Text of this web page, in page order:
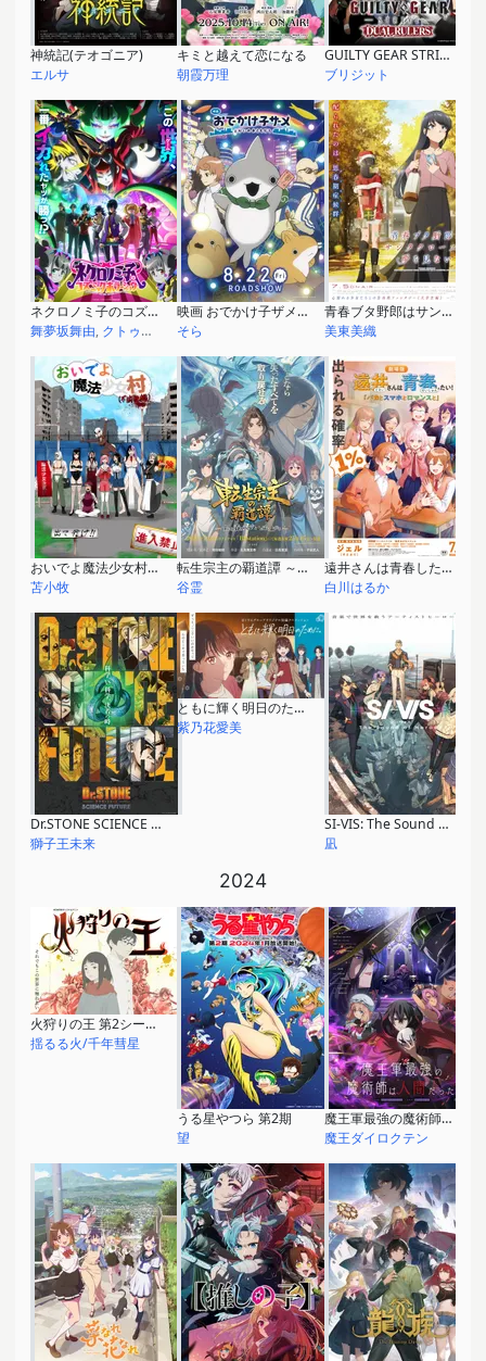
神統記(テオゴニア)
エルサ
キミと越えて恋になる
朝霞万理
GUILTY GEAR STRIVE: DUAL RULERS
ブリジット
ネクロノミ子のコズミックホラーショウ
舞夢坂舞由, クトゥルフ
映画 おでかけ子ザメ とかいのおともだち
そら
青春ブタ野郎はサンタクロースの夢を見ない
美東美織
おいでよ魔法少女村(不法占拠)
苫小牧
転生宗主の覇道譚 ～すべてを呑み込むサカナと這い上がる～
谷霊
遠井さんは青春したい！『バカとスマホとロマンスと』
白川はるか
Dr.STONE SCIENCE FUTURE 第2クール
獅子王未来
ともに輝く明日のために。
紫乃花愛美
SI-VIS: The Sound of Heroes
凪
2024
火狩りの王 第2シーズン
揺るる火/千年彗星
うる星やつら 第2期
望
魔王軍最強の魔術師は人間だった
魔王ダイロクテン